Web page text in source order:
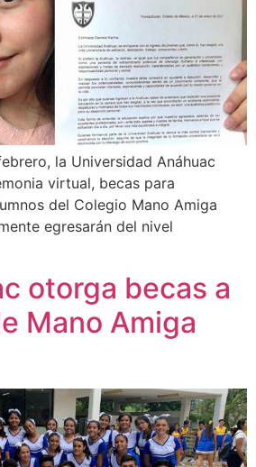
la Universidad Anáhuac
virtual, becas para
del Colegio Mano Amiga
egresarán del nivel
otorga becas a
Mano Amiga